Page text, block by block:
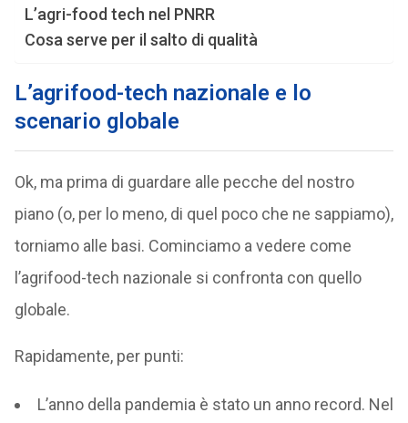
L’agri-food tech nel PNRR
Cosa serve per il salto di qualità
L’agrifood-tech nazionale e lo
scenario globale
Ok, ma prima di guardare alle pecche del nostro
piano (o, per lo meno, di quel poco che ne sappiamo),
torniamo alle basi. Cominciamo a vedere come
l’agrifood-tech nazionale si confronta con quello
globale.
Rapidamente, per punti:
L’anno della pandemia è stato un anno record. Nel